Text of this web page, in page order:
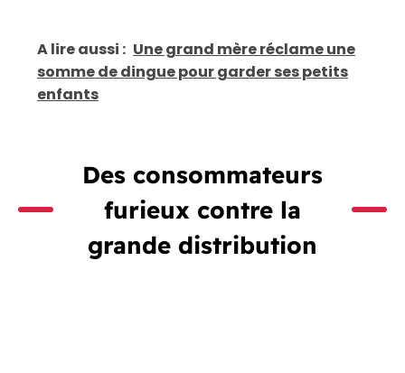
A lire aussi : Une grand mère réclame une
somme de dingue pour garder ses petits
enfants
Des consommateurs
furieux contre la
grande distribution